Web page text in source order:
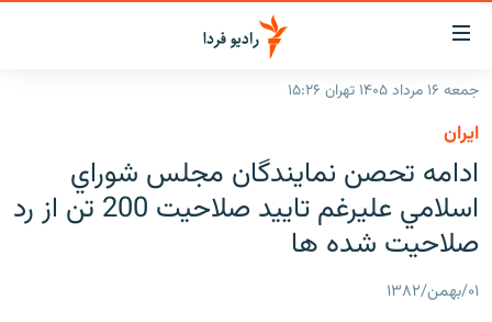
لینک‌های
قابلیت
دسترسی
بازگشت
منوی
اصلی
رفتن
صفحه
ایران
جهان
رادیو
جمعه ۱۶ مرداد ۱۴۰۵ تهران ۱۵:۲۶
ايران
ادامه تحصن نمايندگان مجلس شوراي
اسلامي عليرغم تاييد صلاحيت 200 تن از رد
صلاحيت شده ها
۰۱/بهمن/۱۳۸۲